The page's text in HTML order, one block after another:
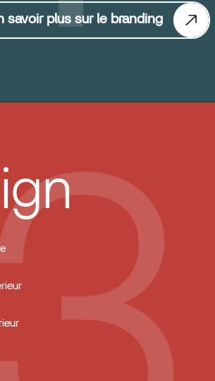
savoir plus sur le branding